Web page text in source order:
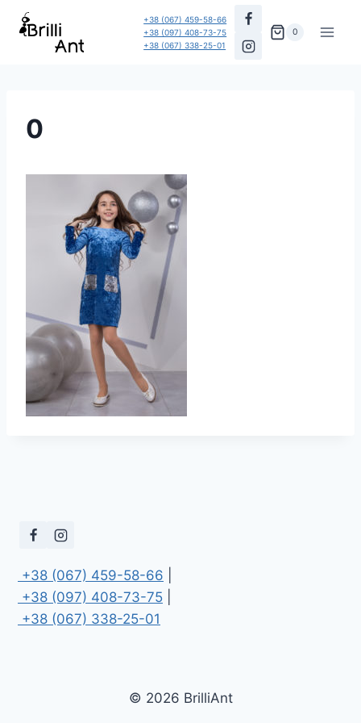
Перейти
+38 (067) 459-58-66
+38 (097) 408-73-75
+38 (067) 338-25-01
0
0
+38 (067) 459-58-66
+38 (097) 408-73-75
+38 (067) 338-25-01
© 2026 BrilliAnt